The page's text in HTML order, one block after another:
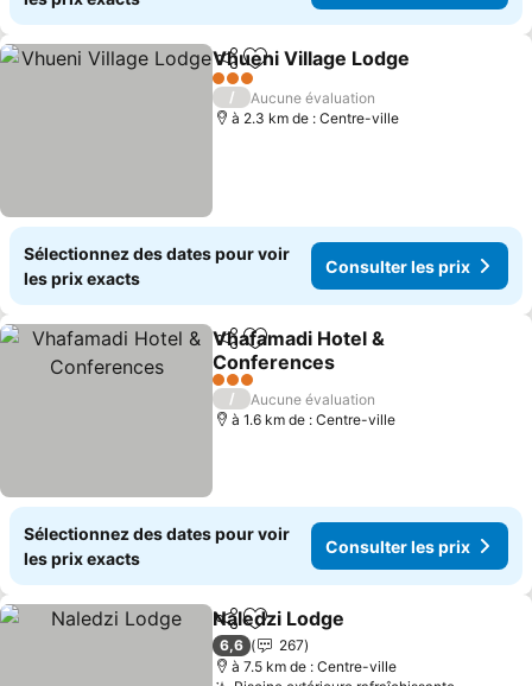
PartagerAjouter à mes favoris
Vhueni Village Lodge
3 Étoiles
/
Aucune évaluation
à 2.3 km de : Centre-ville
Sélectionnez des dates pour voir
les prix exacts
Consulter les prix
PartagerAjouter à mes favoris
Vhafamadi Hotel &
Conferences
Consulter les prix
3 Étoiles
/
Aucune évaluation
à 1.6 km de : Centre-ville
Sélectionnez des dates pour voir
les prix exacts
Consulter les prix
PartagerAjouter à mes favoris
Naledzi Lodge
6,6
267
à 7.5 km de : Centre-ville